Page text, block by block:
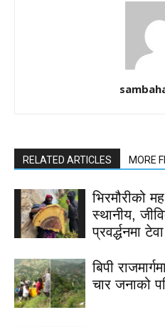
RELATED ARTICLES MORE
भिरमौरीको
स्थानीय,
प्रवर्द्धनमा टेवा
बिपी
चार जनाको